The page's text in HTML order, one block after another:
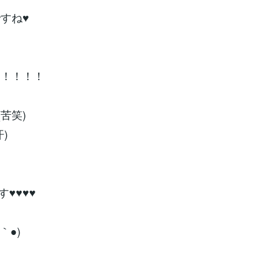
ね♥
！！！
笑)
)
♥♥♥♥
●)